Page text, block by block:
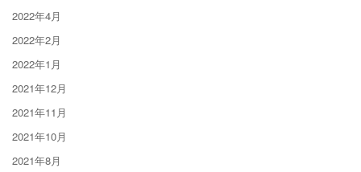
2022年4月
2022年2月
2022年1月
2021年12月
2021年11月
2021年10月
2021年8月